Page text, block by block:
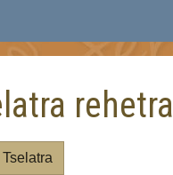
rehetra